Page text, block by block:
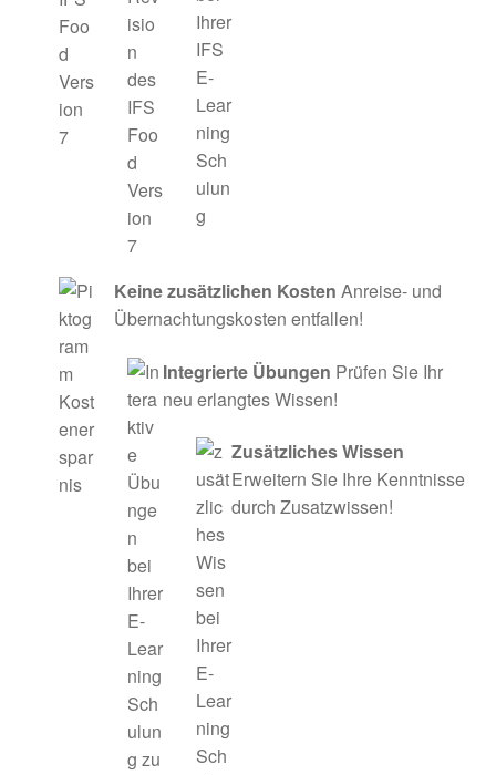
Keine zusätzlichen Kosten Anreise- und
Übernachtungskosten entfallen!
Integrierte Übungen Prüfen Sie Ihr
neu erlangtes Wissen!
Zusätzliches Wissen
Erweitern Sie Ihre Kenntnisse
durch Zusatzwissen!